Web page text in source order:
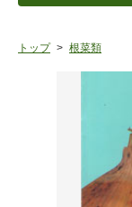
トップ 根菜類